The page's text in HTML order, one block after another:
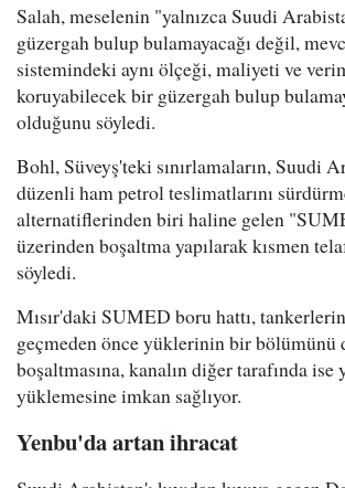
Salah, meselenin "yalnızca Suudi
güzergah bulup bulamayacağı değil,
sistemindeki aynı ölçeği, maliyeti ve
koruyabilecek bir güzergah bulup
olduğunu söyledi.
Bohl, Süveyş'teki sınırlamaların, Suudi
düzenli ham petrol teslimatlarını
alternatiflerinden biri haline gelen
üzerinden boşaltma yapılarak kısmen
söyledi.
Mısır'daki SUMED boru hattı,
geçmeden önce yüklerinin bir bölümünü
boşaltmasına, kanalın diğer tarafında ise
yüklemesine imkan sağlıyor.
Yenbu'da artan ihracat